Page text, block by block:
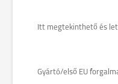
Itt megtekinthető és
Gyártó/első EU